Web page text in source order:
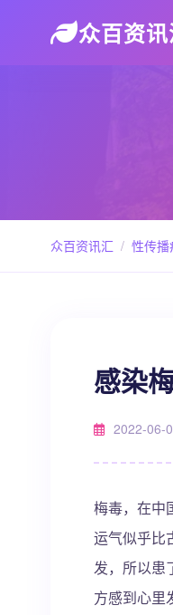
众百资
众百资讯汇 / 性传播
感染
2022-06-
梅毒，在中
运气似乎比
发，所以患
方感到心里